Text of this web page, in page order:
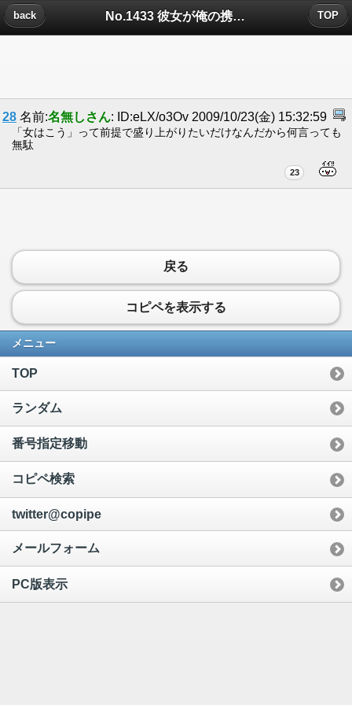
No.1433 彼女が俺の携帯見てましたについたコメント
back TOP
28 名前:名無しさん: ID:eLX/o3Ov 2009/10/23(金) 15:32:59
「女はこう」って前提で盛り上がりたいだけなんだから何言っても
無駄
23
戻る
コピペを表示する
メニュー
TOP
ランダム
番号指定移動
コピペ検索
twitter@copipe
メールフォーム
PC版表示